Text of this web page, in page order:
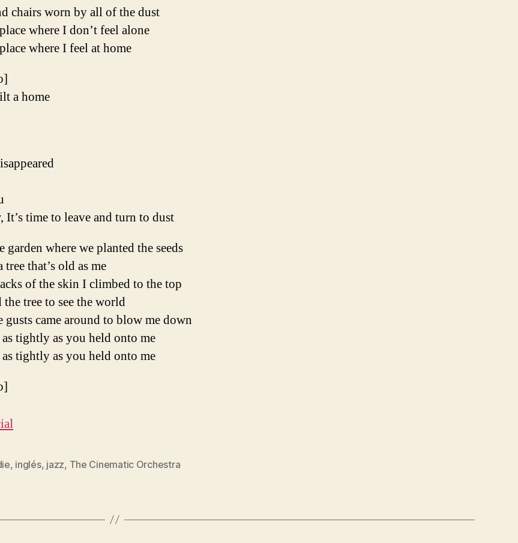
chairs worn by all of the dust
where I don’t feel alone
where I feel at home
a home
It’s time to leave and turn to dust
garden where we planted the seeds
tree that’s old as me
of the skin I climbed to the top
tree to see the world
gusts came around to blow me down
tightly as you held onto me
tightly as you held onto me
, inglés, jazz, The Cinematic Orchestra